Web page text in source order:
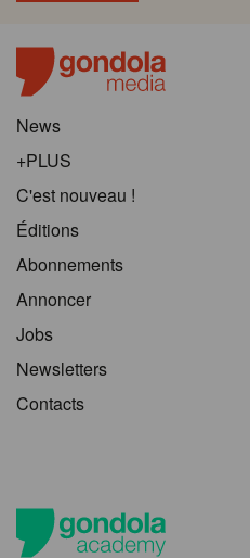
News
+PLUS
C'est nouveau !
Éditions
Abonnements
Annoncer
Jobs
Newsletters
Contacts